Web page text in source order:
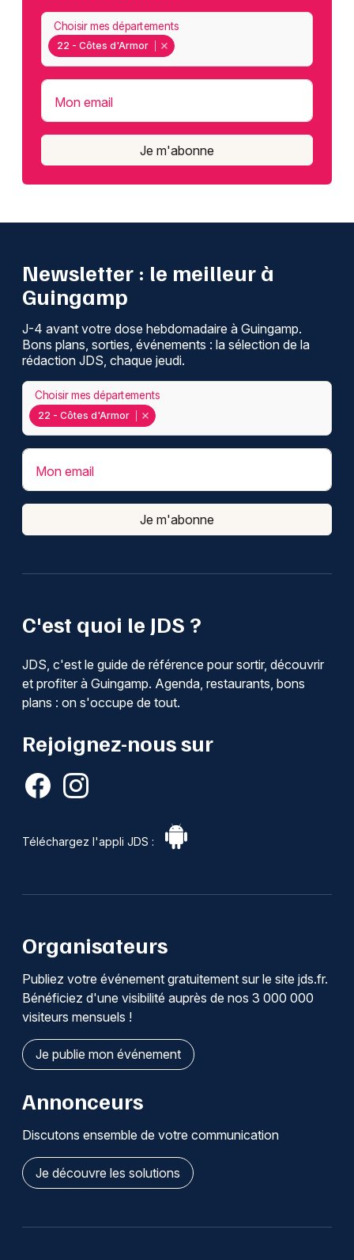
22 - Côtes d'Armor
Choisir mes départements
Mon email
Je m'abonne
C'est quoi le JDS ?
JDS, c'est le guide de référence pour sortir, découvrir
et profiter à Guingamp. Agenda, restaurants, bons
plans : on s'occupe de tout.
Rejoignez-nous sur
Téléchargez l'appli JDS :
Newsletter : le meilleur à
Guingamp
J-4 avant votre dose hebdomadaire à Guingamp.
Bons plans, sorties, événements : la sélection de la
rédaction JDS, chaque jeudi.
22 - Côtes d'Armor
Choisir mes départements
Mon email
Je m'abonne
Organisateurs
Publiez votre événement gratuitement sur le site jds.fr.
Bénéficiez d'une visibilité auprès de nos 3 000 000
visiteurs mensuels !
Je publie mon événement
Annonceurs
Discutons ensemble de votre communication
Je découvre les solutions